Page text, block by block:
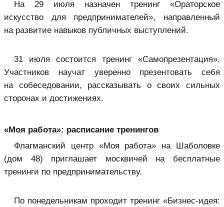
На 29 июля назначен тренинг «Ораторское
искусство для предпринимателей», направленный
на развитие навыков публичных выступлений.
31 июля состоится тренинг «Самопрезентация».
Участников научат уверенно презентовать себя
на собеседовании, рассказывать о своих сильных
сторонах и достижениях.
«Моя работа»: расписание тренингов
Флагманский центр «Моя работа» на Шаболовке
(дом 48) приглашает москвичей на бесплатные
тренинги по предпринимательству.
По понедельникам проходит тренинг «Бизнес-идея: